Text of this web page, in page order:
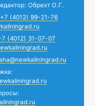
Обрехт О.Г.
+7 (4012) 99-21-76
(4012) 31-07-07